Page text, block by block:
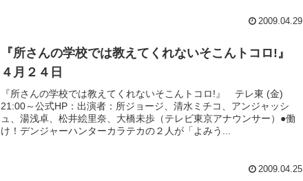
2009.04.29
『所さんの学校では教えてくれないそこんトコロ!』
４月２４日
『所さんの学校では教えてくれないそこんトコロ!』 テレ東 (金)
21:00～公式HP：出演者：所ジョージ、清水ミチコ、アンジャッシ
ュ、湯浅卓、松井絵里奈、大橋未歩（テレビ東京アナウンサー）●働
け！デンジャーハンターカラテカの２人が「よみう...
2009.04.25